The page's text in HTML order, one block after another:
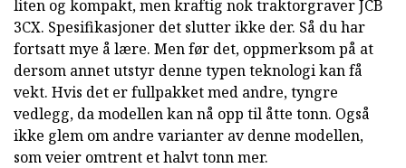
liten og kompakt, men kraftig nok traktorgraver JCB
3CX. Spesifikasjoner det slutter ikke der. Så du har
fortsatt mye å lære. Men før det, oppmerksom på at
dersom annet utstyr denne typen teknologi kan få
vekt. Hvis det er fullpakket med andre, tyngre
vedlegg, da modellen kan nå opp til åtte tonn. Også
ikke glem om andre varianter av denne modellen,
som veier omtrent et halvt tonn mer.